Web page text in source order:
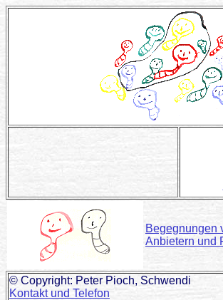
Begegnungen
Anbietern und
© Copyright: Peter Pioch, Schwendi
Kontakt und Telefon